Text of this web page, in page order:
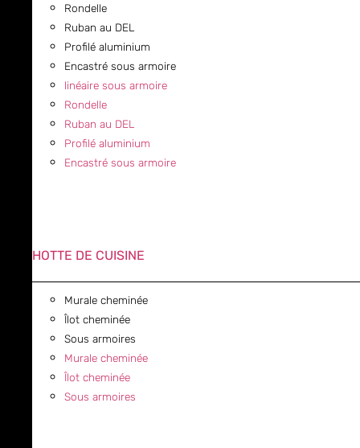
Rondelle
Ruban au DEL
Profilé aluminium
Encastré sous armoire
linéaire sous armoire
Rondelle
Ruban au DEL
Profilé aluminium
Encastré sous armoire
HOTTE DE CUISINE
Murale cheminée
Îlot cheminée
Sous armoires
Murale cheminée
Îlot cheminée
Sous armoires